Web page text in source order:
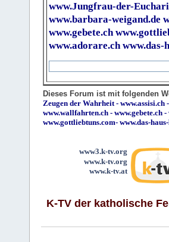
www.Jungfrau-der-
www.barbara-weigand.de
www.gebete.ch
www.adorare.ch www.das-
Dieses Forum ist mit folgenden
Zeugen der Wahrheit - www.assisi.ch -
www.wallfahrten.ch - www.gebete.ch -
www.gottliebtuns.com- www.das-
www3.k-tv.org
www.k-tv.org
www.k-tv.at
K-TV der katholische